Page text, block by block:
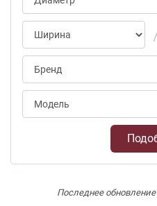
Последнее обновление